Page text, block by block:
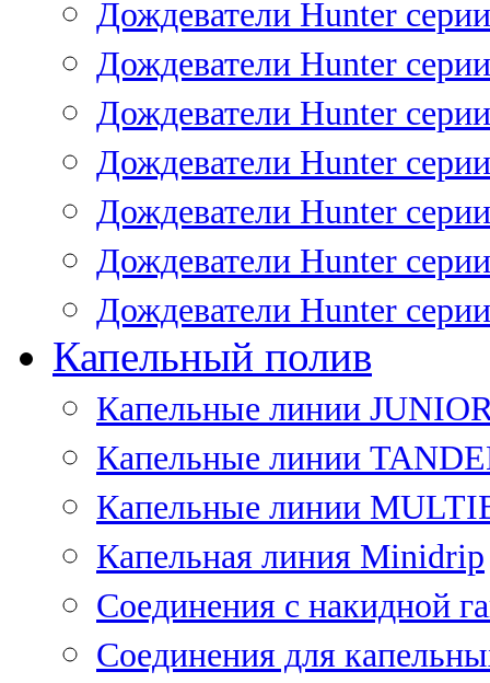
Дождеватели Hunter
Дождеватели Hunter
Дождеватели Hunter
Дождеватели Hunter
Дождеватели Hunter
Дождеватели Hunter
Дождеватели Hunter
Капельный полив
Капельные линии
Капельные линии
Капельные линии
Капельная линия Minidrip
Соединения с накидной
Соединения для